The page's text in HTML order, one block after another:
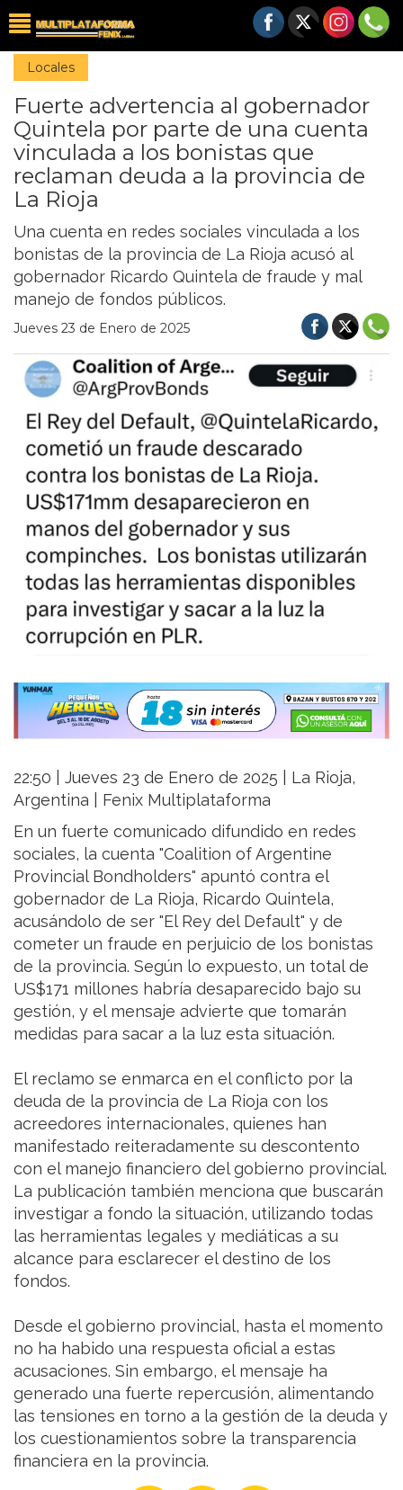
Locales
Fuerte advertencia al gobernador
Quintela por parte de una cuenta
vinculada a los bonistas que
reclaman deuda a la provincia de
La Rioja
Una cuenta en redes sociales vinculada a los
bonistas de la provincia de La Rioja acusó al
gobernador Ricardo Quintela de fraude y mal
manejo de fondos públicos.
Jueves 23 de Enero de 2025
22:50 | Jueves 23 de Enero de 2025 | La Rioja,
Argentina | Fenix Multiplataforma
En un fuerte comunicado difundido en redes
sociales, la cuenta "Coalition of Argentine
Provincial Bondholders" apuntó contra el
gobernador de La Rioja, Ricardo Quintela,
acusándolo de ser "El Rey del Default" y de
cometer un fraude en perjuicio de los bonistas
de la provincia. Según lo expuesto, un total de
US$171 millones habría desaparecido bajo su
gestión, y el mensaje advierte que tomarán
medidas para sacar a la luz esta situación.
El reclamo se enmarca en el conflicto por la
deuda de la provincia de La Rioja con los
acreedores internacionales, quienes han
manifestado reiteradamente su descontento
con el manejo financiero del gobierno provincial.
La publicación también menciona que buscarán
investigar a fondo la situación, utilizando todas
las herramientas legales y mediáticas a su
alcance para esclarecer el destino de los
fondos.
Desde el gobierno provincial, hasta el momento
no ha habido una respuesta oficial a estas
acusaciones. Sin embargo, el mensaje ha
generado una fuerte repercusión, alimentando
las tensiones en torno a la gestión de la deuda y
los cuestionamientos sobre la transparencia
financiera en la provincia.